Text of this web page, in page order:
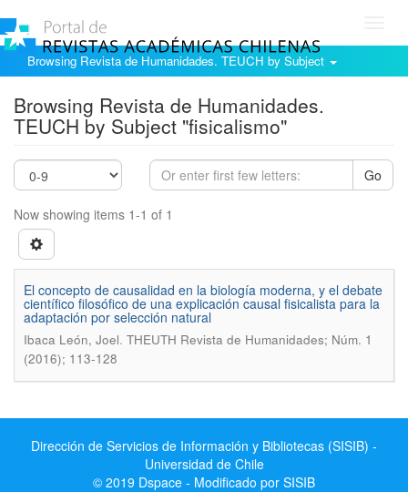
Browsing Revista de Humanidades. TEUCH by Subject
Browsing Revista de Humanidades.
TEUCH by Subject "fisicalismo"
Go
Now showing items 1-1 of 1
El concepto de causalidad en la biología moderna, y el debate
científico filosófico de una explicación causal fisicalista para la
adaptación por selección natural
Ibaca León, Joel. THEUTH Revista de Humanidades; Núm. 1
(2016); 113-128
Dirección de Servicios de Información y Bibliotecas (SISIB) -
Universidad de Chile
© 2019 Dspace - Modificado por SISIB